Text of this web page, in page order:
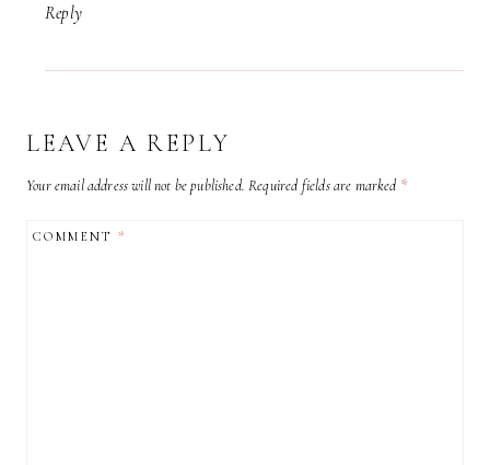
Reply
LEAVE A REPLY
Your email address will not be published. Required fields are marked *
COMMENT*